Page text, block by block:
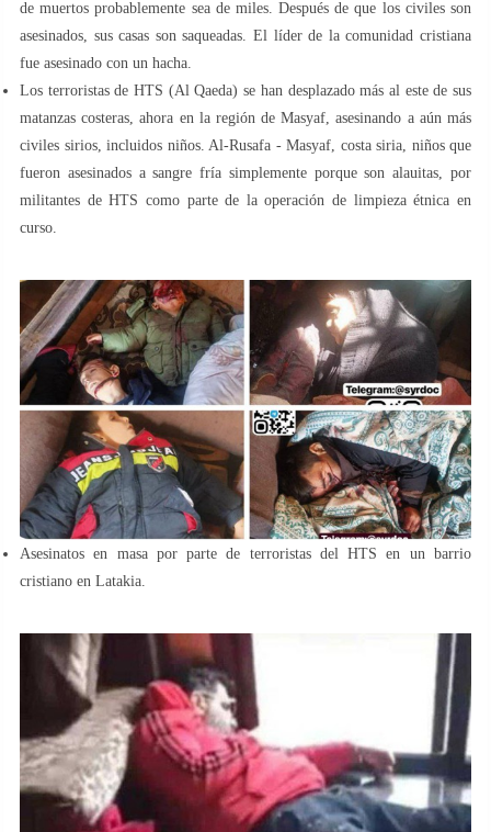
de muertos probablemente sea de miles. Después de que los civiles son
asesinados, sus casas son saqueadas. El líder de la comunidad cristiana
fue asesinado con un hacha.
Los terroristas de HTS (Al Qaeda) se han desplazado más al este de sus
matanzas costeras, ahora en la región de Masyaf, asesinando a aún más
civiles sirios, incluidos niños. Al-Rusafa - Masyaf, costa siria, niños que
fueron asesinados a sangre fría simplemente porque son alauitas, por
militantes de HTS como parte de la operación de limpieza étnica en
curso.
Asesinatos en masa por parte de terroristas del HTS en un barrio
cristiano en Latakia.